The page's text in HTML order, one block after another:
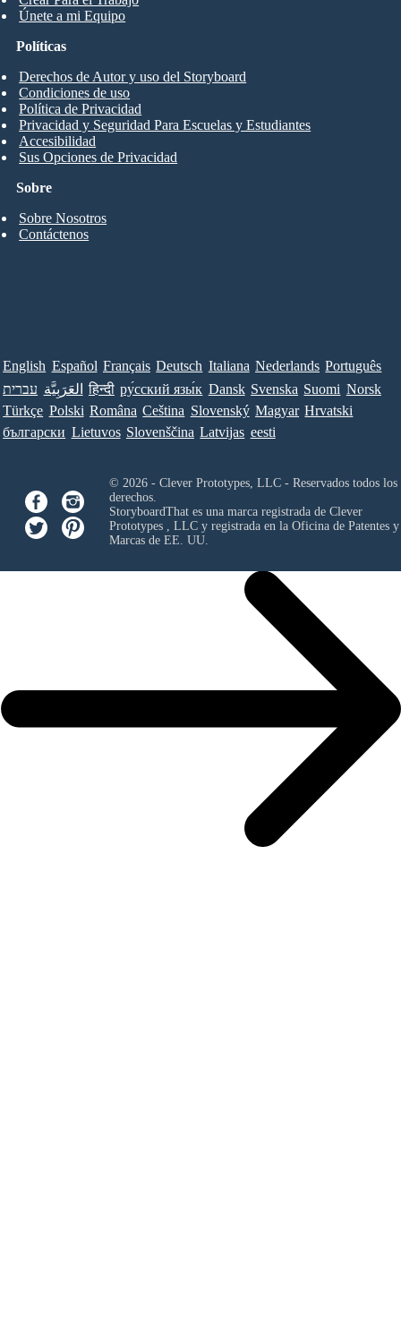
Únete a mi Equipo
Sobre
Sobre Nosotros
Contáctenos
Políticas
Derechos de Autor y uso del Storyboard
Condiciones de uso
Política de Privacidad
Privacidad y Seguridad Para Escuelas y Estudiantes
Accesibilidad
Sus Opciones de Privacidad
English Español Français Deutsch Italiana Nederlands Português
עברית العَرَبِيَّة हिन्दी ру́сский язы́к Dansk Svenska Suomi Norsk
Türkçe Polski Româna Ceština Slovenský Magyar Hrvatski
български Lietuvos Slovenščina Latvijas eesti
© 2026 - Clever Prototypes, LLC - Reservados todos los
derechos.
StoryboardThat es una marca registrada de Clever
Prototypes , LLCy registrada en la Oficina de Patentes y
Marcas de EE. UU.